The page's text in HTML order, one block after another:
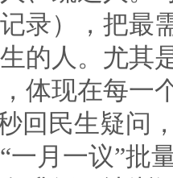
录），把最
的人。尤其
体现在每一
回民生疑问
一月一议”批